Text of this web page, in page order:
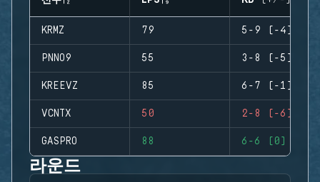
KRMZ 79 5-9 (-4)
PNNO9 55 3-8 (-5)
KREEVZ 85 6-7 (-1)
VCNTX 50 2-8 (-6)
GASPRO 88 6-6 (0)
라운드